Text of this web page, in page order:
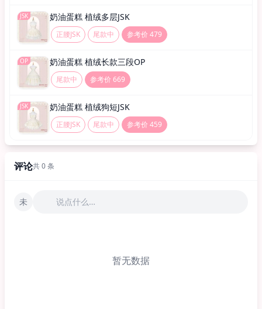
JSK 奶油蛋糕 植绒多层JSK
正腰JSK 尾款中 参考价 479
OP 奶油蛋糕 植绒长款三段OP
尾款中 参考价 669
JSK 奶油蛋糕 植绒狗短JSK
正腰JSK 尾款中 参考价 459
评论共 0 条
未 说点什么…
暂无数据